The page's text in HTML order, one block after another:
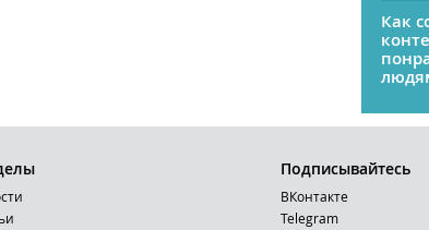
Как
Подписывайтесь
ВКонтакте
Telegram